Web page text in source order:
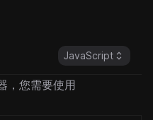
JavaScript
，您需要使用